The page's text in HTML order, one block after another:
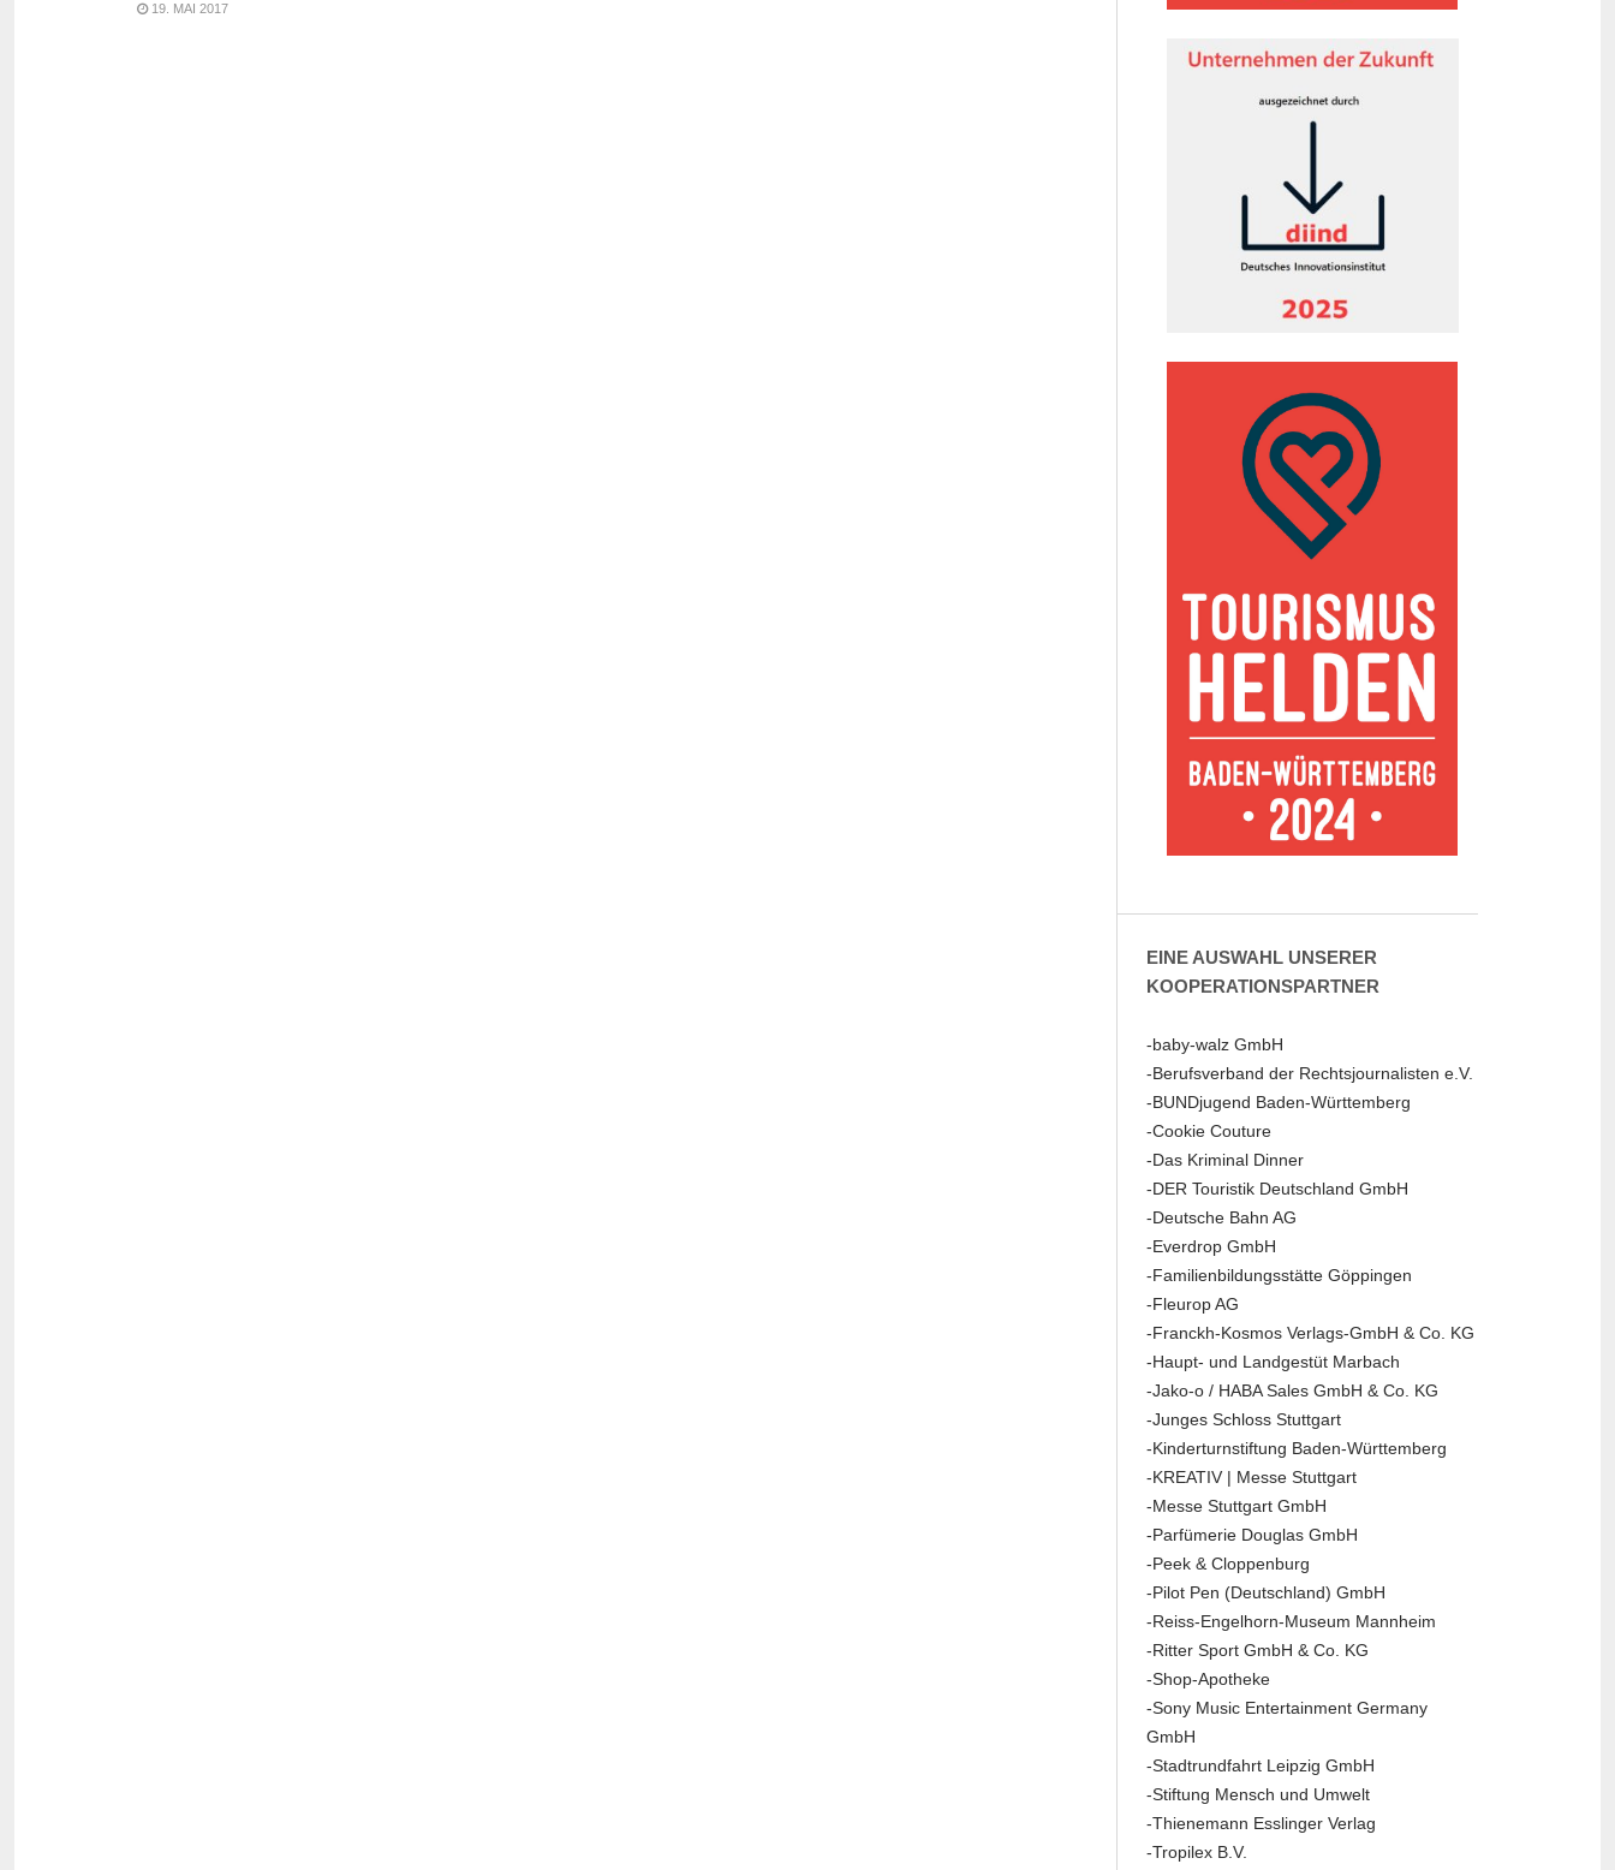
19. MAI 2017
EINE AUSWAHL UNSERER
KOOPERATIONSPARTNER
-baby-walz GmbH
-Berufsverband der Rechtsjournalisten e.V.
-BUNDjugend Baden-Württemberg
-Cookie Couture
-Das Kriminal Dinner
-DER Touristik Deutschland GmbH
-Deutsche Bahn AG
-Everdrop GmbH
-Familienbildungsstätte Göppingen
-Fleurop AG
-Franckh-Kosmos Verlags-GmbH & Co. KG
-Haupt- und Landgestüt Marbach
-Jako-o / HABA Sales GmbH & Co. KG
-Junges Schloss Stuttgart
-Kinderturnstiftung Baden-Württemberg
-KREATIV | Messe Stuttgart
-Messe Stuttgart GmbH
-Parfümerie Douglas GmbH
-Peek & Cloppenburg
-Pilot Pen (Deutschland) GmbH
-Reiss-Engelhorn-Museum Mannheim
-Ritter Sport GmbH & Co. KG
-Shop-Apotheke
-Sony Music Entertainment Germany
GmbH
-Stadtrundfahrt Leipzig GmbH
-Stiftung Mensch und Umwelt
-Thienemann Esslinger Verlag
-Tropilex B.V.